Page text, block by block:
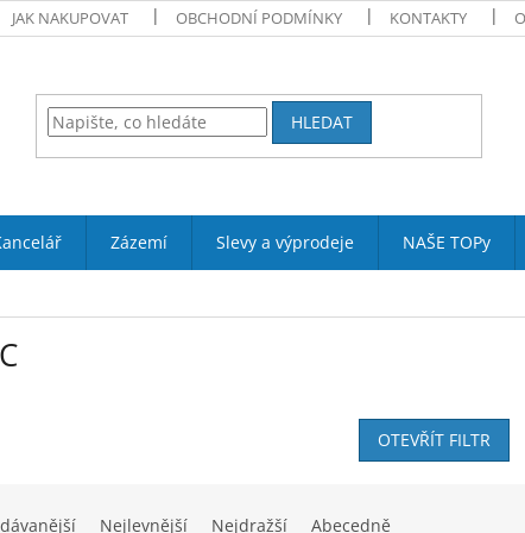
JAK NAKUPOVAT OBCHODNÍ PODMÍNKY KONTAKTY
HLEDAT
Zázemí Slevy a výprodeje NAŠE TOPy
OTEVŘÍT FILTR
Nejlevnější Nejdražší Abecedně